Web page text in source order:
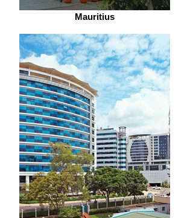
Mauritius